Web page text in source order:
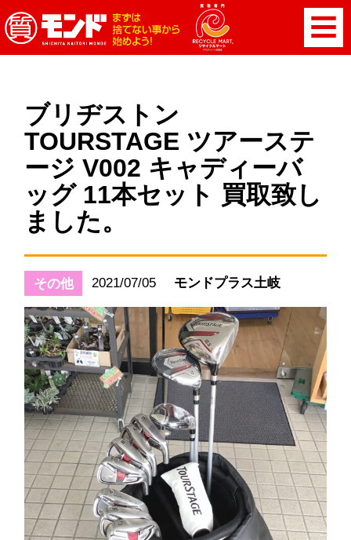
ブリヂストン
TOURSTAGE ツアーステ
ージ V002 キャディーバ
ッグ 11本セット 買取致し
ました。
その他 2021/07/05 モンドプラス土岐